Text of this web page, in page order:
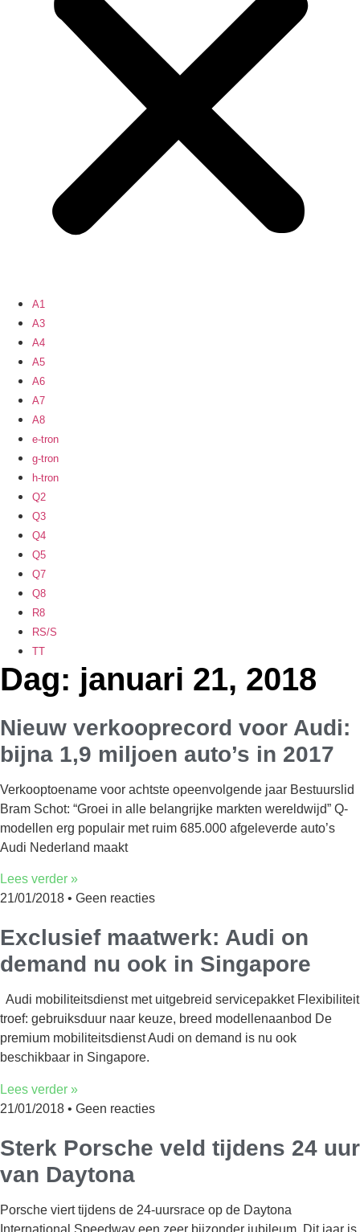
A1
A3
A4
A5
A6
A7
A8
e-tron
g-tron
h-tron
Q2
Q3
Q4
Q5
Q7
Q8
R8
RS/S
TT
Dag: januari 21, 2018
Nieuw verkooprecord voor Audi:
bijna 1,9 miljoen auto’s in 2017
Verkooptoename voor achtste opeenvolgende jaar Bestuurslid
Bram Schot: “Groei in alle belangrijke markten wereldwijd” Q-
modellen erg populair met ruim 685.000 afgeleverde auto’s
Audi Nederland maakt
Lees verder »
21/01/2018
Geen reacties
Exclusief maatwerk: Audi on
demand nu ook in Singapore
Audi mobiliteitsdienst met uitgebreid servicepakket Flexibiliteit
troef: gebruiksduur naar keuze, breed modellenaanbod De
premium mobiliteitsdienst Audi on demand is nu ook
beschikbaar in Singapore.
Lees verder »
21/01/2018
Geen reacties
Sterk Porsche veld tijdens 24 uur
van Daytona
Porsche viert tijdens de 24-uursrace op de Daytona
International Speedway een zeer bijzonder jubileum. Dit jaar is